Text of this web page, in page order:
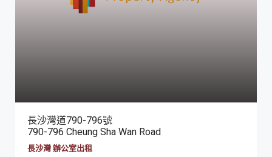
長沙灣道790-796號
790-796 Cheung Sha Wan Road
長沙灣 辦公室出租